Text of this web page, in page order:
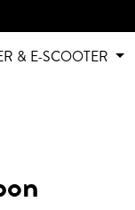
& E-SCOOTER